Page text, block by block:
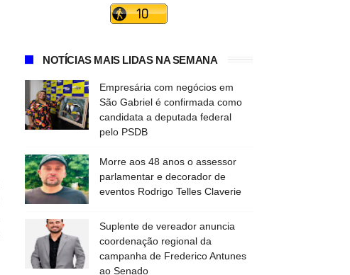
NOTÍCIAS MAIS LIDAS NA SEMANA
Empresária com negócios em
São Gabriel é confirmada como
candidata a deputada federal
pelo PSDB
Morre aos 48 anos o assessor
parlamentar e decorador de
eventos Rodrigo Telles Claverie
Suplente de vereador anuncia
coordenação regional da
campanha de Frederico Antunes
ao Senado